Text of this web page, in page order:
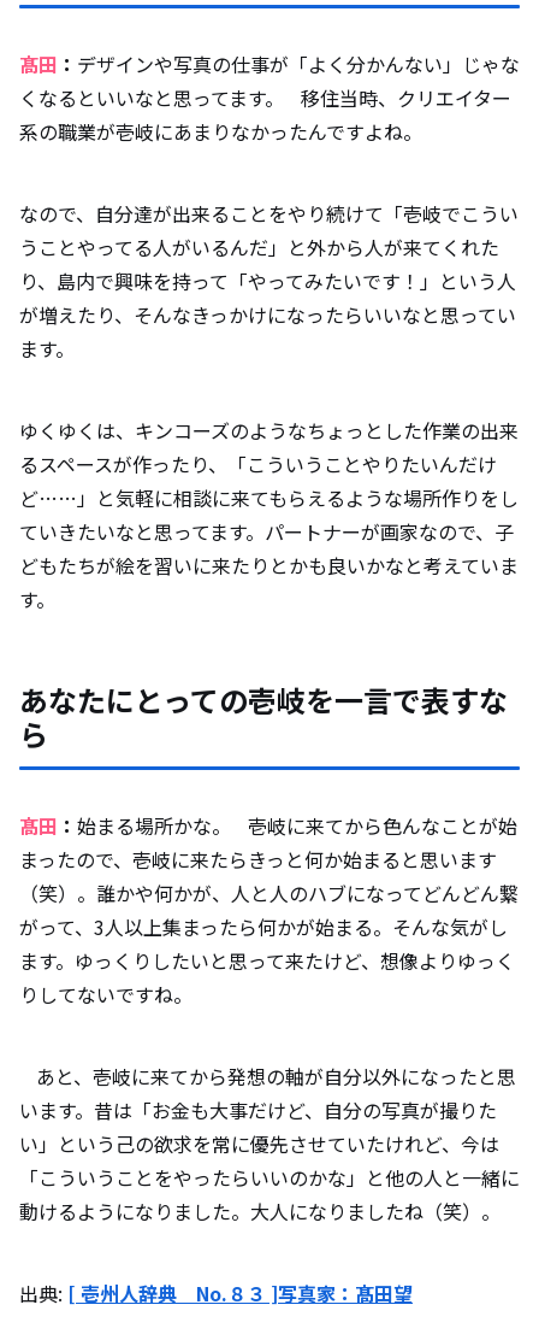
髙田 ： デザインや写真の仕事が「よく分かんない」じゃな
くなるといいなと思ってます。 移住当時、クリエイター
系の職業が壱岐にあまりなかったんですよね。
なので、自分達が出来ることをやり続けて「壱岐でこうい
うことやってる人がいるんだ」と外から人が来てくれた
り、島内で興味を持って「やってみたいです！」という人
が増えたり、そんなきっかけになったらいいなと思ってい
ます。
ゆくゆくは、キンコーズのようなちょっとした作業の出来
るスペースが作ったり、「こういうことやりたいんだけ
ど……」と気軽に相談に来てもらえるような場所作りをし
ていきたいなと思ってます。パートナーが画家なので、子
どもたちが絵を習いに来たりとかも良いかなと考えていま
す。
あなたにとっての壱岐を一言で表すな
ら
髙田 ： 始まる場所かな。 壱岐に来てから色んなことが始
まったので、壱岐に来たらきっと何か始まると思います
（笑）。誰かや何かが、人と人のハブになってどんどん繋
がって、3人以上集まったら何かが始まる。そんな気がし
ます。ゆっくりしたいと思って来たけど、想像よりゆっく
りしてないですね。
あと、壱岐に来てから発想の軸が自分以外になったと思
います。昔は「お金も大事だけど、自分の写真が撮りた
い」という己の欲求を常に優先させていたけれど、今は
「こういうことをやったらいいのかな」と他の人と一緒に
動けるようになりました。大人になりましたね（笑）。
出典: [ 壱州人辞典 No.８３ ]写真家：髙田望